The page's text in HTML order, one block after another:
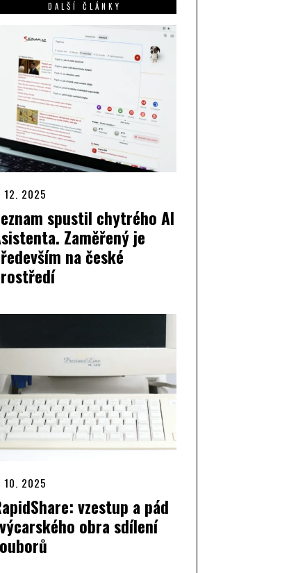
DALŠÍ ČLÁNKY
12. 2025
spustil chytrého AI
Zaměřený je
na české
10. 2025
vzestup a pád
obra sdílení